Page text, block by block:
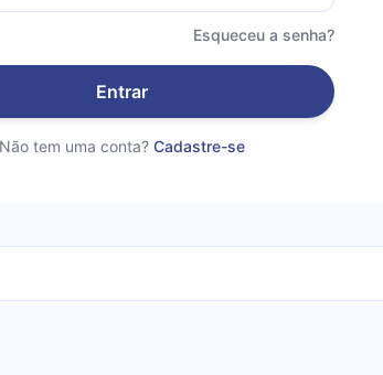
Esqueceu a senha?
Entrar
Não tem uma conta? Cadastre-se